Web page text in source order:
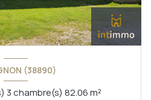
(38890)
Maison 4 pièce(s) 3 chambre(s) 82.06 m²